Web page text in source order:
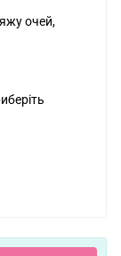
очей,